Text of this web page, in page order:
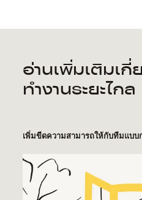
อ่านเพิ่มเติมเกี่
ทำงานระยะไกล
เพิ่มขีดความสามารถให้กับทีมแบบ